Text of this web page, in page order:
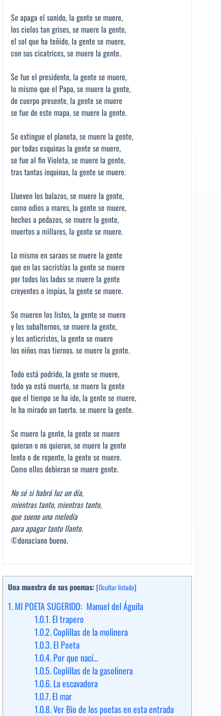
Se apaga el sonido, la gente se muere,
los cielos tan grises, se muere la gente,
el sol que ha teñido, la gente se muere,
con sus cicatrices, se muere la gente.
Se fue el presidente, la gente se muere,
lo mismo que el Papa, se muere la gente,
de cuerpo presente, la gente se muere
se fue de este mapa, se muere la gente.
Se extingue el planeta, se muere la gente,
por todas esquinas la gente se muere,
se fue al fin Violeta, se muere la gente,
tras tantas inquinas, la gente se muere.
Llueven los balazos, se muere la gente,
como odios a mares, la gente se muere,
hechos a pedazos, se muere la gente,
muertos a millares, la gente se muere.
Lo mismo en saraos se muere la gente
que en las sacristías la gente se muere
por todos los lados se muere la gente
creyentes o impías, la gente se muere.
Se mueren los listos, la gente se muere
y los subalternos, se muere la gente,
y los anticristos, la gente se muere
los niños mas tiernos. se muere la gente.
Todo está podrido, la gente se muere,
todo ya está muerto, se muere la gente
que el tiempo se ha ido, la gente se muere,
le ha mirado un tuerto. se muere la gente.
Se muere la gente, la gente se muere
quieran o no quieran, se muere la gente
lento o de repente, la gente se muere.
Como ellos debieran se muere gente.
No sé si habrá luz un día,
mientras tanto, mientras tanto,
que suene una melodía
para apagar tanto llanto.
©donaciano bueno.
Una muestra de sus poemas: [Ocultar listado]
1.MI POETA SUGERIDO: Manuel del Águila
1.0.1.El trapero
1.0.2.Coplillas de la molinera
1.0.3.El Poeta
1.0.4.Por que nací…
1.0.5.Coplillas de la gasolinera
1.0.6.La escavadora
1.0.7.El mar
1.0.8.Ver Bio de los poetas en esta entrada